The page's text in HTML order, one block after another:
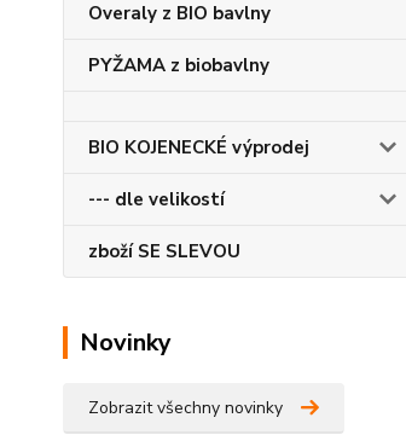
Overaly z BIO bavlny
PYŽAMA z biobavlny
BIO KOJENECKÉ výprodej
--- dle velikostí
zboží SE SLEVOU
Novinky
Zobrazit všechny novinky